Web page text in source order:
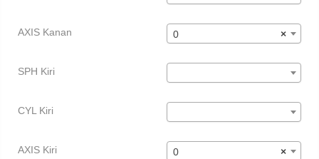
AXIS Kanan ×
0
SPH Kiri
CYL Kiri
AXIS Kiri ×
0